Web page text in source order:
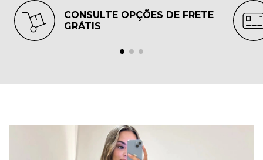
CONSULTE OPÇÕES DE FRETE
GRÁTIS